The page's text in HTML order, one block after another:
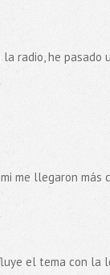
radio, he pasado
me llegaron más
el tema con la